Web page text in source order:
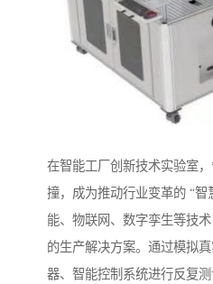
在智能工厂创新技术实验室
撞，成为推动行业变革的 “智
能、物联网、数字孪生等技
的生产解决方案。通过模拟
器、智能控制系统进行反复